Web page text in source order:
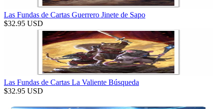
Las Fundas de Cartas Guerrero Jinete de Sapo
$32.95 USD
Las Fundas de Cartas La Valiente Búsqueda
$32.95 USD